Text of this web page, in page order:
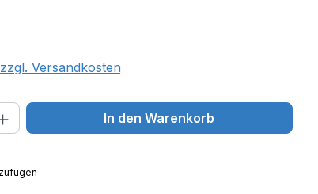
Versandkosten
Gib den gewünschten Wert
In den Warenkorb